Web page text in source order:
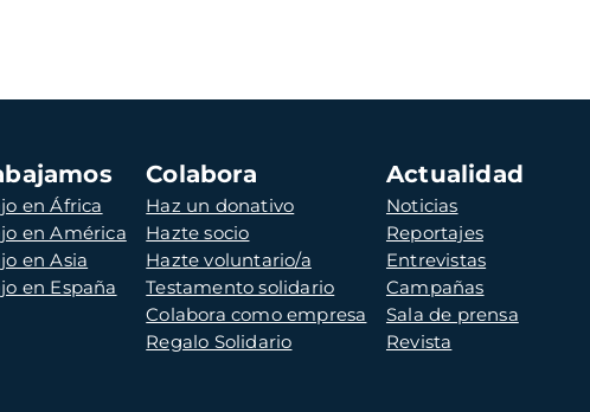
en África
en América
en Asia
en España
Colabora
Haz un donativo
Hazte socio
Hazte voluntario/a
Testamento solidario
Colabora como empresa
Regalo Solidario
Actualidad
Noticias
Reportajes
Entrevistas
Campañas
Sala de prensa
Revista